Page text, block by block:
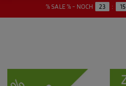
% SALE % - NOCH 23 : 15